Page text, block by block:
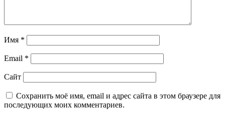
Имя *
Email *
Сайт
Сохранить моё имя, email и адрес сайта в этом браузере для
последующих моих комментариев.